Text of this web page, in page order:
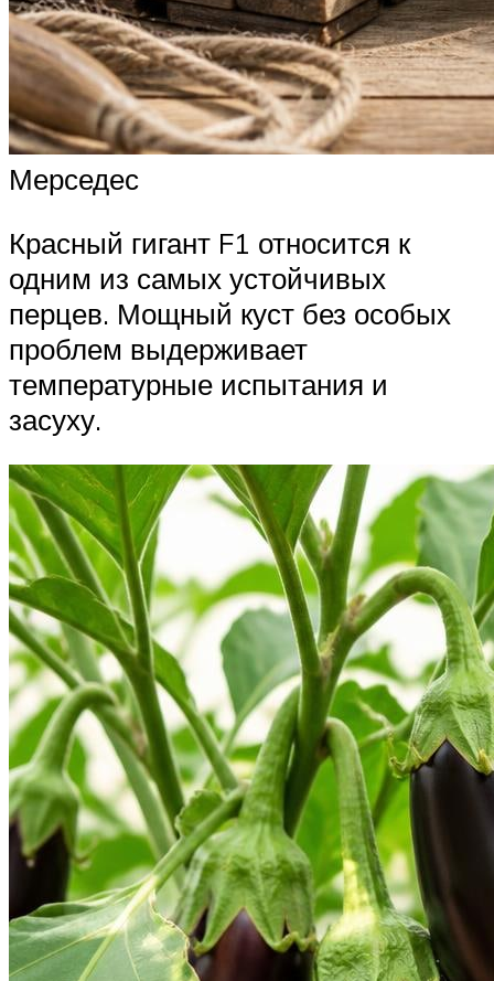
Мерседес
Красный гигант F1 относится к
одним из самых устойчивых
перцев. Мощный куст без особых
проблем выдерживает
температурные испытания и
засуху.